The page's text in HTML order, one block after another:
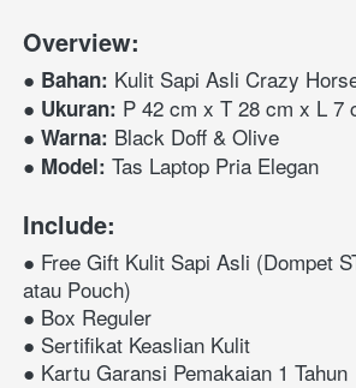
Overview:
● Bahan: Kulit Sapi Asli Crazy
● Ukuran: P 42 cm x T 28 cm x L 7
● Warna: Black Doff & Olive
● Model: Tas Laptop Pria Elegan
Include:
● Free Gift Kulit Sapi Asli (Dompet
● Box Reguler
● Sertifikat Keaslian Kulit
● Kartu Garansi Pemakaian 1 Tahun